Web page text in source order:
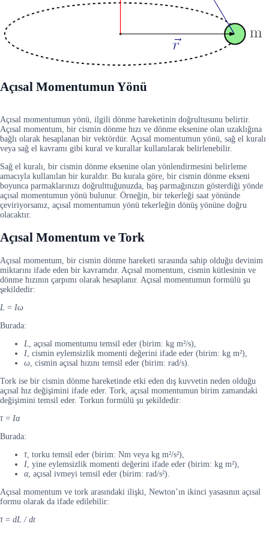
Açısal Momentumun Yönü
Açısal momentumun yönü, ilgili dönme hareketinin doğrultusunu belirtir.
Açısal momentum, bir cismin dönme hızı ve dönme eksenine olan uzaklığına
bağlı olarak hesaplanan bir vektördür. Açısal momentumun yönü, sağ el kuralı
veya sağ el kavramı gibi kural ve kurallar kullanılarak belirlenebilir.
Sağ el kuralı, bir cismin dönme eksenine olan yönlendirmesini belirleme
amacıyla kullanılan bir kuraldır. Bu kurala göre, bir cismin dönme ekseni
boyunca parmaklarınızı doğrulttuğunuzda, baş parmağınızın gösterdiği yönde
açısal momentumun yönü bulunur. Örneğin, bir tekerleği saat yönünde
çeviriyorsanız, açısal momentumun yönü tekerleğin dönüş yönüne doğru
olacaktır.
Açısal Momentum ve Tork
Açısal momentum, bir cismin dönme hareketi sırasında sahip olduğu devinim
miktarını ifade eden bir kavramdır. Açısal momentum, cismin kütlesinin ve
dönme hızının çarpımı olarak hesaplanır. Açısal momentumun formülü şu
şekildedir:
L = Iω
Burada:
L , açısal momentumu temsil eder (birim: kg m²/s),
I , cismin eylemsizlik momenti değerini ifade eder (birim: kg m²),
ω , cismin açısal hızını temsil eder (birim: rad/s).
Tork ise bir cismin dönme hareketinde etki eden dış kuvvetin neden olduğu
açısal hız değişimini ifade eder. Tork, açısal momentumun birim zamandaki
değişimini temsil eder. Torkun formülü şu şekildedir:
τ= Iα
Burada:
τ, torku temsil eder (birim: Nm veya kg m²/s²),
I , yine eylemsizlik momenti değerini ifade eder (birim: kg m²),
α, açısal ivmeyi temsil eder (birim: rad/s²).
Açısal momentum ve tork arasındaki ilişki, Newton’ın ikinci yasasının açısal
formu olarak da ifade edilebilir:
τ= dL / dt